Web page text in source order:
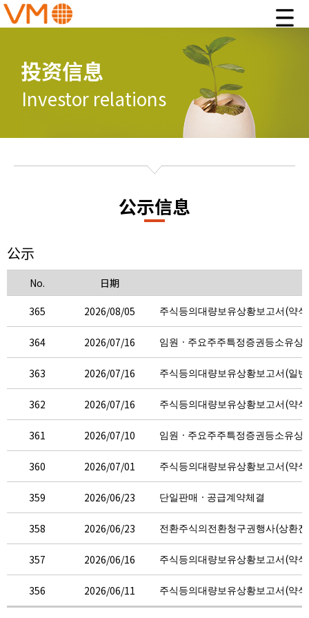
投资信息
Investor relations
公示信息
公示
No. 日期
365 2026/08/05 주식등의대량보유상황보고서(약
364 2026/07/16 임원ㆍ주요주주특정증권등소유상
363 2026/07/16 주식등의대량보유상황보고서(일
362 2026/07/16 주식등의대량보유상황보고서(약
361 2026/07/10 임원ㆍ주요주주특정증권등소유상
360 2026/07/01 주식등의대량보유상황보고서(약
359 2026/06/23 단일판매ㆍ공급계약체결
358 2026/06/23 전환주식의전환청구권행사(상환
357 2026/06/16 주식등의대량보유상황보고서(약
356 2026/06/11 주식등의대량보유상황보고서(약